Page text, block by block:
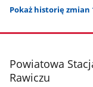
Pokaż historię zmian
stopka
Powiatowa
Rawiczu